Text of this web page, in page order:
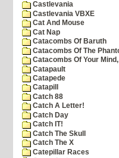
Castlevania
Castlevania VBXE
Cat And Mouse
Cat Nap
Catacombs Of Baruth
Catacombs Of The
Catacombs Of Your
Catapault
Catapede
Catapill
Catch 88
Catch A Letter!
Catch Day
Catch IT!
Catch The Skull
Catch The X
Catepillar Races